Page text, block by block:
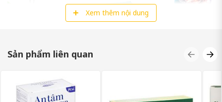
MIGRIN PLUS LÀ GÌ?
Migrin Plus là một viên tăng cường tuần hoàn não hỗ trợ sức
khỏe với thành phần chính từ thiên nhiên như: Ginkgo biloba,
Nattokinase, Cao đan sâm, Cao xuyên khung và Cao đương
Xem thêm nội dung
Sản phẩm liên quan